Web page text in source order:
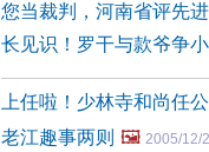
您当裁判，河南省评先
长见识！罗干与款爷争
上任啦！少林寺和尚任
老江趣事两则 🖼️ 2005/12/